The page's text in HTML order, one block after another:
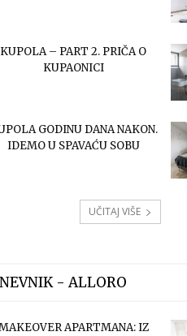
KUPOLA – PART 2. PRIČA O
KUPAONICI
GODINU DANA NAKON.
IDEMO U SPAVAĆU SOBU
UČITAJ VIŠE
- ALLORO
APARTMANA: IZ